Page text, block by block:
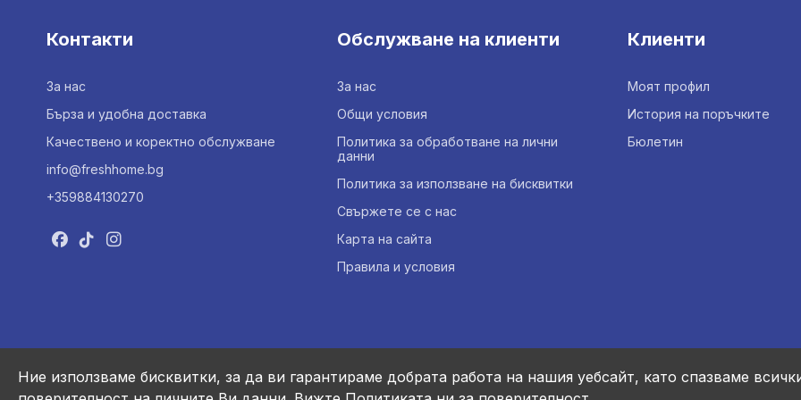
Ние използваме бисквитки, за да ви гарантираме добрата работа на нашия уебсайт, като спазваме
Контакти
За нас
Бърза и удобна доставка
Качествено и коректно обслужване
info@freshhome.bg
+359884130270
Обслужване на клиенти
За нас
Общи условия
Политика за обработване на лични
данни
Политика за използване на бисквитки
Свържете се с нас
Карта на сайта
Правила и условия
Клиенти
Моят профил
История на поръчките
Бюлетин